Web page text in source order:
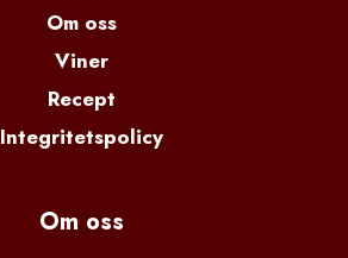
Om oss
Viner
Recept
Integritetspolicy
Om oss